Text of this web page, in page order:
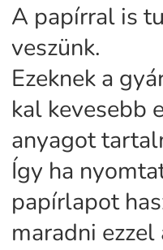
A papírral is
veszünk.
Ezeknek a
kal kevesebb
anyagot
Így ha
papírlapot
maradni